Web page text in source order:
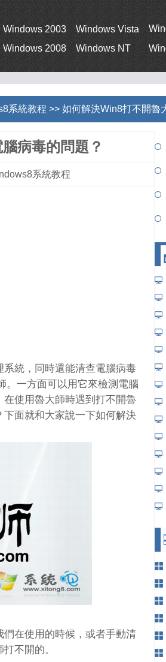
Windows 2003 Windows Vista
Windows 2008 Windows NT
系統教程 >> 如何解決Win8打不開魯
病毒的問題？
系統教程
統，同時還能清查電腦病毒
。一方面可以用它來檢測電腦
使用魯大師時遇到打不開魯
面就和大家說一下如何解決
在使用的時候，或者手動清
不開的。